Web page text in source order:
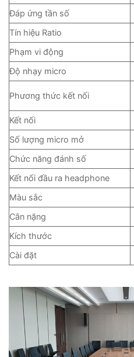
Đáp ứng tần số
Tín hiệu Ratio
Phạm vi động
Độ nhạy micro
Phương thức kết nối
Kết nối
Số lượng micro mở
Chức năng đánh số
Kết nối đầu ra headphone
Màu sắc
Cân nặng
Kích thước
Cài đặt